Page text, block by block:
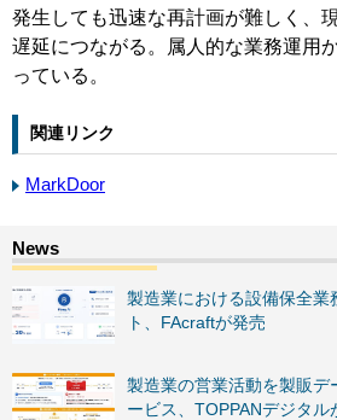
発生しても迅速な再計画が難しく、
遅延につながる。属人的な業務運用
っている。
関連リンク
MarkDoor
製造業における設備保全業
ト、FAcraftが発売
製造業の営業活動を製販
ービス、TOPPANデジタル